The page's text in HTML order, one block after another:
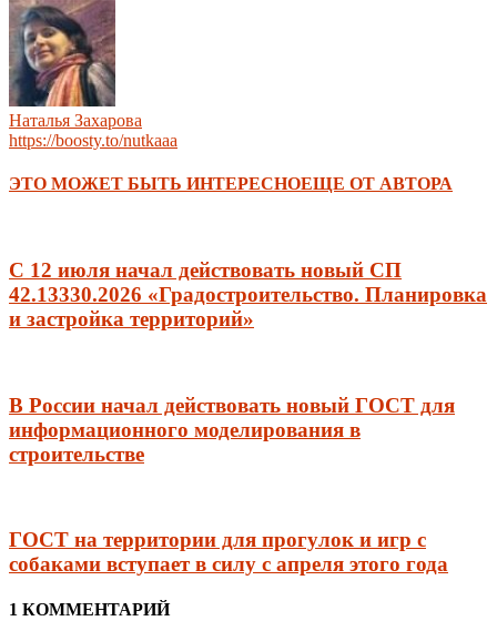
Наталья Захарова
https://boosty.to/nutkaaa
ЭТО МОЖЕТ БЫТЬ ИНТЕРЕСНОЕЩЕ ОТ АВТОРА
С 12 июля начал действовать новый СП
42.13330.2026 «Градостроительство. Планировка
и застройка территорий»
В России начал действовать новый ГОСТ для
информационного моделирования в
строительстве
ГОСТ на территории для прогулок и игр с
собаками вступает в силу с апреля этого года
1 КОММЕНТАРИЙ